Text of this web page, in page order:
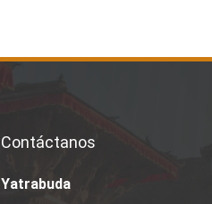
Contáctanos
Yatrabuda